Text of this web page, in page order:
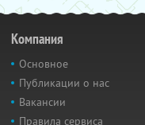
Компания
Основное
Публикации о нас
Вакансии
Правила сервиса